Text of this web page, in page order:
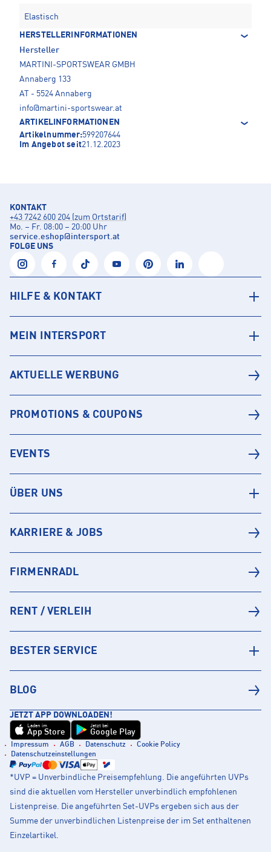
Elastisch
HERSTELLERINFORMATIONEN
Hersteller
MARTINI-SPORTSWEAR GMBH
Annaberg 133
AT - 5524 Annaberg
info@martini-sportswear.at
ARTIKELINFORMATIONEN
Artikelnummer:599207644
Im Angebot seit21.12.2023
KONTAKT
+43 7242 600 204 (zum Ortstarif)
Mo. – Fr. 08:00 – 20:00 Uhr
service.eshop@intersport.at
FOLGE UNS
HILFE & KONTAKT
MEIN INTERSPORT
AKTUELLE WERBUNG
PROMOTIONS & COUPONS
EVENTS
ÜBER UNS
KARRIERE & JOBS
FIRMENRADL
RENT / VERLEIH
BESTER SERVICE
BLOG
JETZT APP DOWNLOADEN!
Laden im
App Store
Jetzt bei
Google Play
Impressum AGB Datenschutz
Cookie Policy
Datenschutzeinstellungen
*UVP = Unverbindliche Preisempfehlung. Die angeführten UVPs
sind die aktuellen vom Hersteller unverbindlich empfohlenen
Listenpreise. Die angeführten Set-UVPs ergeben sich aus der
Summe der unverbindlichen Listenpreise der im Set enthaltenen
Einzelartikel.